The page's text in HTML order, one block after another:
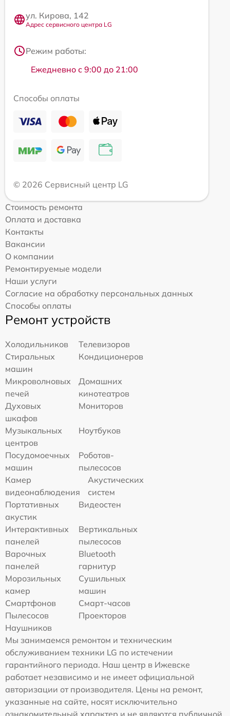
ул. Кирова, 142
Адрес сервисного центра LG
Режим работы:
Ежедневно с 9:00 до 21:00
Способы оплаты
© 2026 Сервисный центр LG
Стоимость ремонта
Оплата и доставка
Контакты
Вакансии
О компании
Ремонтируемые модели
Наши услуги
Согласие на обработку персональных данных
Способы оплаты
Ремонт устройств
Холодильников
Телевизоров
Стиральных
машин
Кондиционеров
Микроволновых
печей
Домашних
кинотеатров
Духовых
шкафов
Мониторов
Музыкальных
центров
Ноутбуков
Посудомоечных
машин
Роботов-
пылесосов
Камер
видеонаблюдения
Акустических
систем
Портативных
акустик
Видеостен
Интерактивных
панелей
Вертикальных
пылесосов
Варочных
панелей
Bluetooth
гарнитур
Морозильных
камер
Сушильных
машин
Смартфонов
Смарт-часов
Пылесосов
Проекторов
Наушников
Мы занимаемся ремонтом и техническим
обслуживанием техники LG по истечении
гарантийного периода. Наш центр в Ижевске
работает независимо и не имеет официальной
авторизации от производителя. Цены на ремонт,
указанные на сайте, носят исключительно